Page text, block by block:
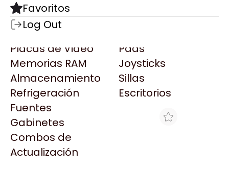
Componentes
Motherboards
Microprocesadores
Placas de Video
Memorias RAM
Almacenamiento
Refrigeración
Fuentes
Gabinetes
Combos de
Actualización
Pads
Joysticks
Sillas
Escritorios
Todas las Marcas
AMD
AULA
Acer
Adata
AeroCool
Antec
Arkham
Asrock
Destacadas
Favoritos
Log Out
NUMPAD GENIUS 110 USB (9251)